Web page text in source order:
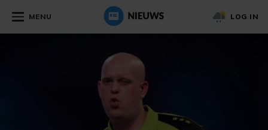
MENU LOG IN